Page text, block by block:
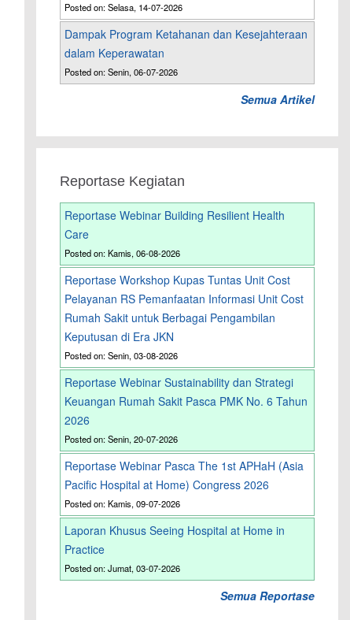
Posted on: Selasa, 14-07-2026
Dampak Program Ketahanan dan Kesejahteraan
dalam Keperawatan
Posted on: Senin, 06-07-2026
Semua Artikel
Reportase Kegiatan
Reportase Webinar Building Resilient Health
Care
Posted on: Kamis, 06-08-2026
Reportase Workshop Kupas Tuntas Unit Cost
Pelayanan RS Pemanfaatan Informasi Unit Cost
Rumah Sakit untuk Berbagai Pengambilan
Keputusan di Era JKN
Posted on: Senin, 03-08-2026
Reportase Webinar Sustainability dan Strategi
Keuangan Rumah Sakit Pasca PMK No. 6 Tahun
2026
Posted on: Senin, 20-07-2026
Reportase Webinar Pasca The 1st APHaH (Asia
Pacific Hospital at Home) Congress 2026
Posted on: Kamis, 09-07-2026
Laporan Khusus Seeing Hospital at Home in
Practice
Posted on: Jumat, 03-07-2026
Semua Reportase